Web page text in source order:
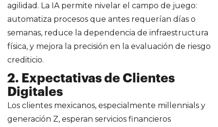
agilidad. La IA permite nivelar el campo de juego:
automatiza procesos que antes requerían días o
semanas, reduce la dependencia de infraestructura
física, y mejora la precisión en la evaluación de riesgo
crediticio.
2. Expectativas de Clientes
Digitales
Los clientes mexicanos, especialmente millennials y
generación Z, esperan servicios financieros